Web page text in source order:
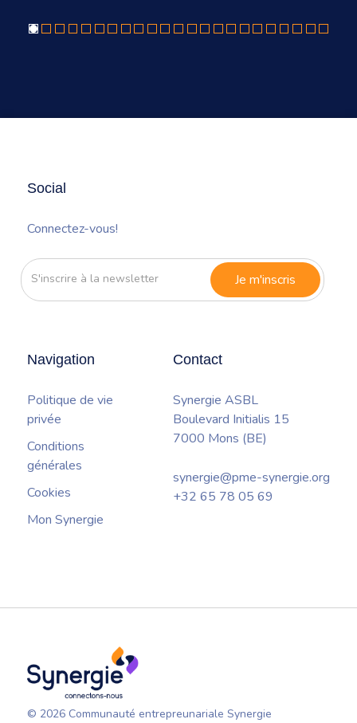
Navigation
Politique de vie
privée
Conditions
générales
Cookies
Mon Synergie
Social
Connectez-vous!
S'inscrire
à
Contact
Synergie ASBL
Boulevard Initialis 15
7000 Mons (BE)
synergie@pme-synergie.org
+32 65 78 05 69
© 2026 Communauté entrepreunariale Synergie